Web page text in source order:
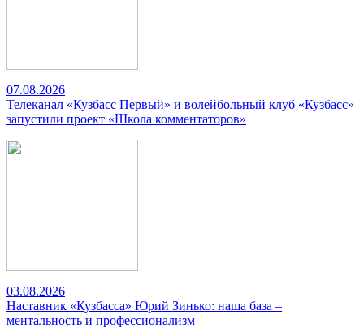
07.08.2026
Телеканал «Кузбасс Первый» и волейбольный клуб «Кузбасс»
запустили проект «Школа комментаторов»
03.08.2026
Наставник «Кузбасса» Юрий Зинько: наша база –
ментальность и профессионализм